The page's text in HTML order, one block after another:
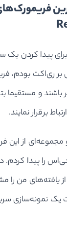
پیدا کردن یک
بر ری‌اکت بودم،
باشند و مستقیما
برقرار نمایند.
مجموعه‌ای از این
را پیدا کردم.
۱۰ مورد از یافته‌های
یک نمونه‌سازی